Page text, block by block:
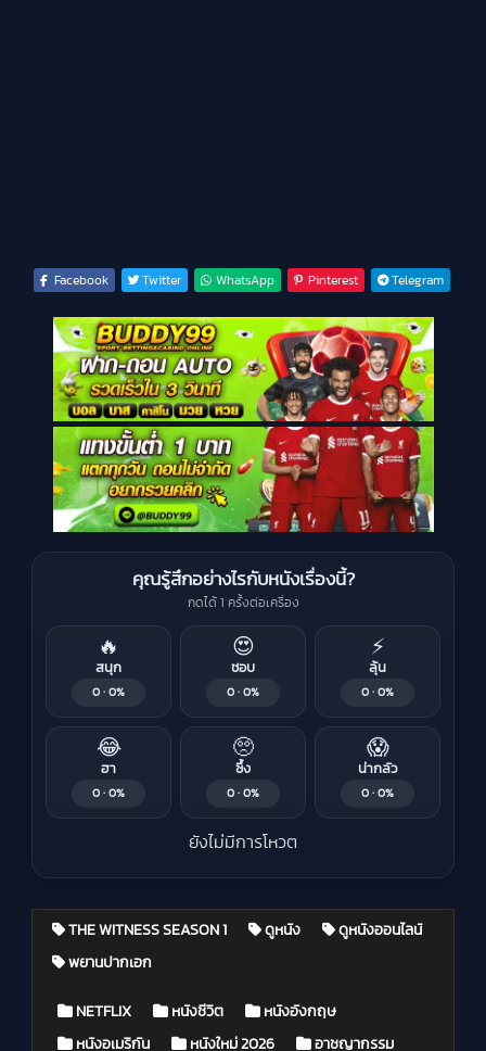
Facebook Twitter WhatsApp Pinterest Telegram
คุณรู้สึกอย่างไรกับหนังเรื่องนี้?
กดได้ 1 ครั้งต่อเครื่อง
🔥
สนุก
0 · 0%
😍
ชอบ
0 · 0%
⚡
ลุ้น
0 · 0%
😂
ฮา
0 · 0%
🥺
ซึ้ง
0 · 0%
😱
น่ากลัว
0 · 0%
ยังไม่มีการโหวต
THE WITNESS SEASON 1 ดูหนัง ดูหนังออนไลน์
พยานปากเอก
Posted in
NETFLIX หนังชีวิต หนังอังกฤษ
หนังอเมริกัน หนังใหม่ 2026 อาชญากรรม